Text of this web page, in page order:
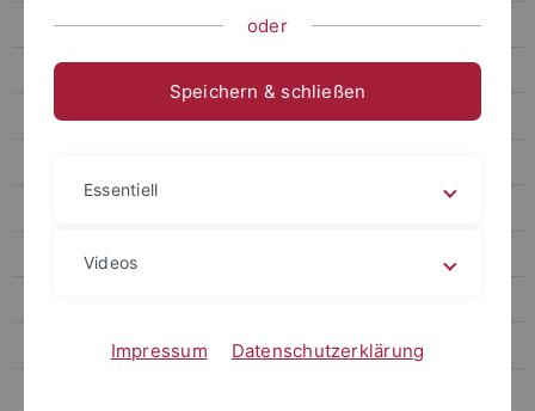
Studienplan
Moot Courts
Besser Lernen
Lehrveranstaltungen
oder
Speichern & schließen
Essentiell
Videos
Impressum Datenschutzerklärung